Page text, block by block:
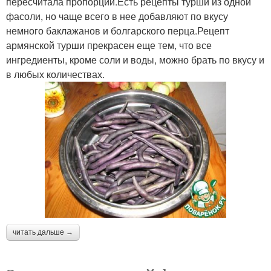
фасоли, но чаще всего в нее добавляют по вкусу
немного баклажанов и болгарского перца.Рецепт
армянской турши прекрасен еще тем, что все
ингредиенты, кроме соли и воды, можно брать по вкусу и
в любых количествах.
читать дальше →